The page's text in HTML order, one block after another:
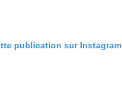
publication sur Instagram